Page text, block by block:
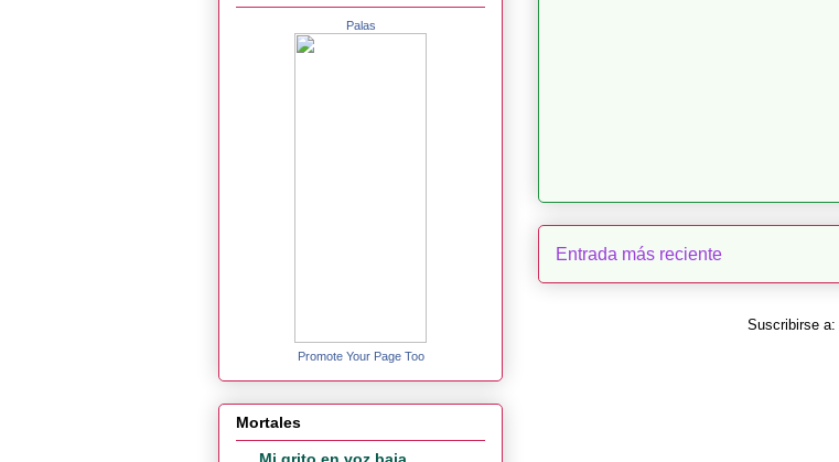
Entrada más reciente
Suscribirse a:
Palas
Promote Your Page Too
Mortales